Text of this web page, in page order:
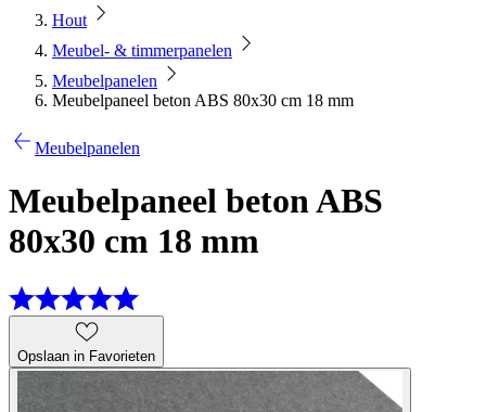
Hout
Meubel- & timmerpanelen
Meubelpanelen
Meubelpaneel beton ABS 80x30 cm 18 mm
Meubelpanelen
Meubelpaneel beton ABS
80x30 cm 18 mm
Opslaan in Favorieten